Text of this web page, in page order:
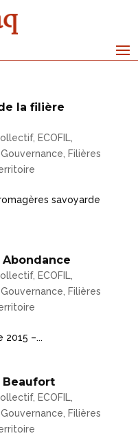
la filière
, ECOFIL
Gouvernance, Filières
savoyarde
Abondance
, ECOFIL
Gouvernance, Filières
2015 –...
Beaufort
, ECOFIL
Gouvernance, Filières